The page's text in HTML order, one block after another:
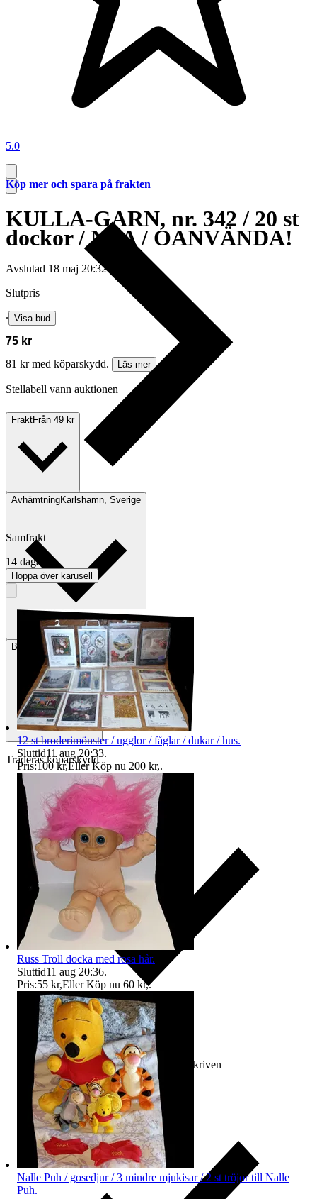
5.0
KULLA-GARN, nr. 342 / 20 st
dockor / NYA / OANVÄNDA!
Avslutad 18 maj 20:32
Slutpris
∙ Visa bud
75 kr
81 kr med köparskydd.
Läs mer
Stellabell vann auktionen
FraktFrån 49 kr
AvhämtningKarlshamn, Sverige
Betalning Via Tradera
Traderas köparskydd
Ersättning om varan inte är som beskriven
Köp mer och spara på frakten
Samfrakt
14 dagar
Hoppa över karusell
12 st broderimönster / ugglor / fåglar / dukar / hus.
Sluttid11 aug 20:33.
Pris:100 kr,Eller Köp nu 200 kr,.
Russ Troll docka med rosa hår.
Sluttid11 aug 20:36.
Pris:55 kr,Eller Köp nu 60 kr,.
Nalle Puh / gosedjur / 3 mindre mjukisar / 2 st tröjor till Nalle
Puh.